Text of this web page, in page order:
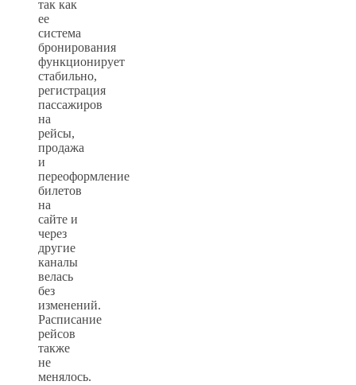
так как
ее
система
бронирования
функционирует
стабильно,
регистрация
пассажиров
на
рейсы,
продажа
и
переоформление
билетов
на
сайте и
через
другие
каналы
велась
без
изменений.
Расписание
рейсов
также
не
менялось.